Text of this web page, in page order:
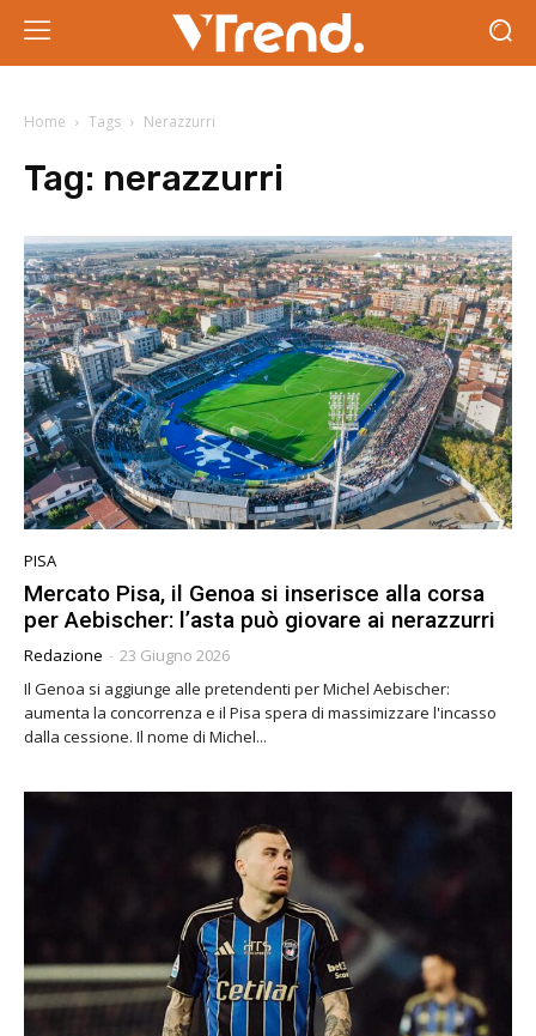
Home Tags Nerazzurri
Tag: nerazzurri
PISA
Mercato Pisa, il Genoa si inserisce alla corsa
per Aebischer: l’asta può giovare ai nerazzurri
Redazione - 23 Giugno 2026
Il Genoa si aggiunge alle pretendenti per Michel Aebischer:
aumenta la concorrenza e il Pisa spera di massimizzare l'incasso
dalla cessione. Il nome di Michel...